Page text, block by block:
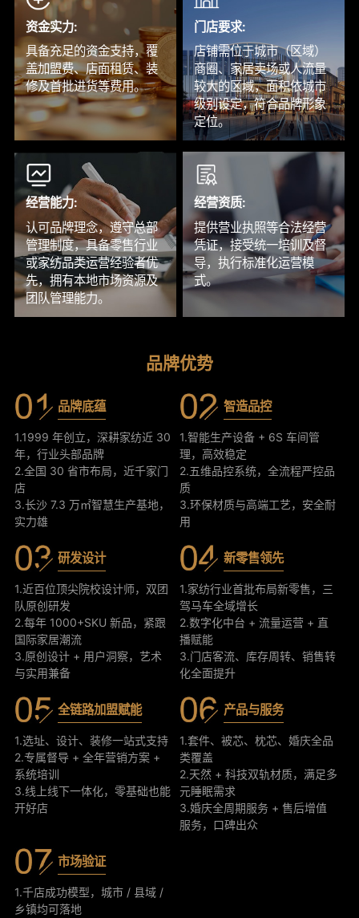
资金实力:
具备充足的资金支持，覆
盖加盟费、店面租赁、装
修及首批进货等费用。
门店要求:
店铺需位于城市（区域）
商圈、家居卖场或人流量
较大的区域，面积依城市
级别设定，符合品牌形象
定位。
经营能力:
认可品牌理念，遵守总部
管理制度，具备零售行业
或家纺品类运营经验者优
先，拥有本地市场资源及
团队管理能力。
经营资质:
提供营业执照等合法经营
凭证，接受统一培训及督
导，执行标准化运营模
式。
品牌优势
品牌底蕴
1.1999 年创立，深耕家纺近 30
年，行业头部品牌
2.全国 30 省市布局，近千家门
店
3.长沙 7.3 万㎡智慧生产基地，
实力雄
智造品控
1.智能生产设备 + 6S 车间管
理，高效稳定
2.五维品控系统，全流程严控品
质
3.环保材质与高端工艺，安全耐
用
研发设计
1.近百位顶尖院校设计师，双团
队原创研发
2.每年 1000+SKU 新品，紧跟
国际家居潮流
3.原创设计 + 用户洞察，艺术
与实用兼备
新零售领先
1.家纺行业首批布局新零售，三
驾马车全域增长
2.数字化中台 + 流量运营 + 直
播赋能
3.门店客流、库存周转、销售转
化全面提升
全链路加盟赋能
1.选址、设计、装修一站式支持
2.专属督导 + 全年营销方案 +
系统培训
3.线上线下一体化，零基础也能
开好店
产品与服务
1.套件、被芯、枕芯、婚庆全品
类覆盖
2.天然 + 科技双轨材质，满足多
元睡眠需求
3.婚庆全周期服务 + 售后增值
服务，口碑出众
市场验证
1.千店成功模型，城市 / 县域 /
乡镇均可落地